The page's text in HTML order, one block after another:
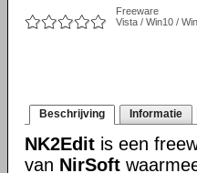
Freeware
Vista / Win10 /
Beschrijving Informatie
NK2Edit is een
van NirSoft